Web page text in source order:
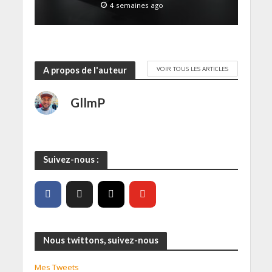
4 semaines ago
A propos de l'auteur VOIR TOUS LES ARTICLES
GllmP
Suivez-nous :
Nous twittons, suivez-nous
Mes Tweets